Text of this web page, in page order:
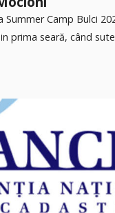
Summer Camp Bulci
prima seară, când